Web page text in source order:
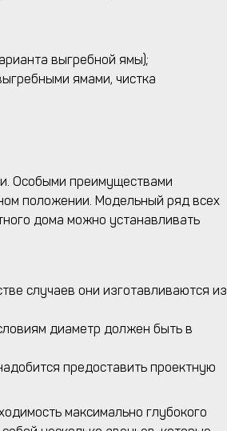
выгребной ямы);
ямами, чистка
Особыми преимуществами
положении. Модельный ряд всех
дома можно устанавливать
случаев они изготавливаются из
диаметр должен быть в
предоставить проектную
максимально глубокого